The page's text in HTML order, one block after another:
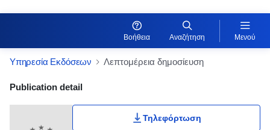
Βοήθεια Αναζήτηση Μενού
Υπηρεσία Εκδόσεων Λεπτομέρεια δημοσίευση
Publication Detail Actions Portlet
Publication detail
Τηλεφόρτωση